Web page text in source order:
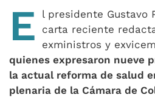
E
l presidente Gustavo
carta reciente
exministros y
quienes expresaron nueve
la actual reforma de salud
plenaria de la Cámara de